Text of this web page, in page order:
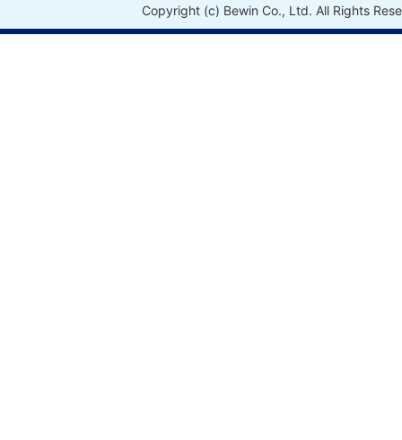
Copyright (c) Bewin Co., Ltd. All Rights